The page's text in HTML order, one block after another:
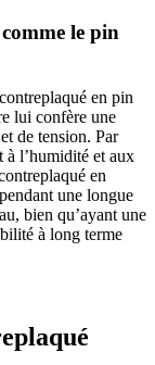
le pin
en pin
lui confère une
de tension. Par
à l’humidité et aux
en
une longue
bien qu’ayant une
à long terme